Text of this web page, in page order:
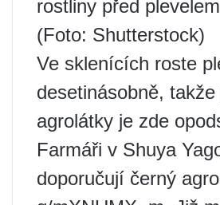
rostliny před plevelem
(Foto: Shutterstock)
Ve sklenících roste
desetinásobně,
agrolátky je zde
Farmáři v Shuya
doporučují černý